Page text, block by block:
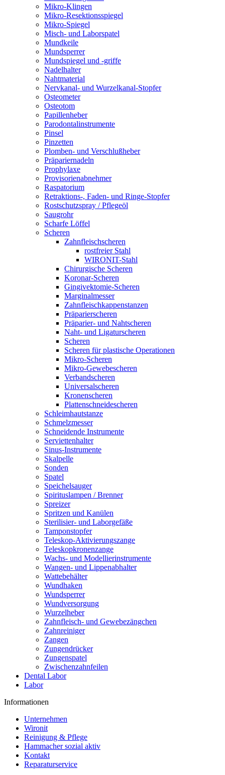
Mikro-Klingen
Mikro-Resektionsspiegel
Mikro-Spiegel
Misch- und Laborspatel
Mundkeile
Mundsperrer
Mundspiegel und -griffe
Nadelhalter
Nahtmaterial
Nervkanal- und Wurzelkanal-Stopfer
Osteometer
Osteotom
Papillenheber
Parodontalinstrumente
Pinsel
Pinzetten
Plomben- und Verschlußheber
Präpariernadeln
Prophylaxe
Provisorienabnehmer
Raspatorium
Retraktions-, Faden- und Ringe-Stopfer
Rostschutzspray / Pflegeöl
Saugrohr
Scharfe Löffel
Scheren
Zahnfleischscheren
rostfreier Stahl
WIRONIT-Stahl
Chirurgische Scheren
Koronar-Scheren
Gingivektomie-Scheren
Marginalmesser
Zahnfleischkappenstanzen
Präparierscheren
Präparier- und Nahtscheren
Naht- und Ligaturscheren
Scheren
Scheren für plastische Operationen
Mikro-Scheren
Mikro-Gewebescheren
Verbandscheren
Universalscheren
Kronenscheren
Plattenschneidescheren
Schleimhautstanze
Schmelzmesser
Schneidende Instrumente
Serviettenhalter
Sinus-Instrumente
Skalpelle
Sonden
Spatel
Speichelsauger
Spirituslampen / Brenner
Spreizer
Spritzen und Kanülen
Sterilisier- und Laborgefäße
Tamponstopfer
Teleskop-Aktivierungszange
Teleskopkronenzange
Wachs- und Modellierinstrumente
Wangen- und Lippenabhalter
Wattebehälter
Wundhaken
Wundsperrer
Wundversorgung
Wurzelheber
Zahnfleisch- und Gewebezängchen
Zahnreiniger
Zangen
Zungendrücker
Zungenspatel
Zwischenzahnfeilen
Dental Labor
Labor
Informationen
Unternehmen
Wironit
Reinigung & Pflege
Hammacher sozial aktiv
Kontakt
Reparaturservice